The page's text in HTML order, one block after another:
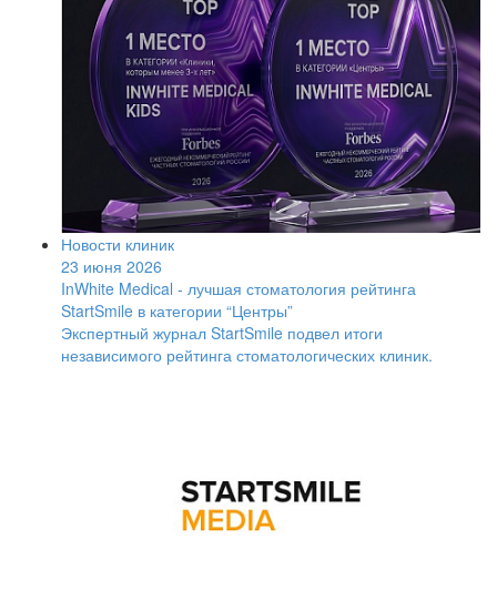
Новости клиник
23 июня 2026
InWhite Medical - лучшая стоматология рейтинга
StartSmile в категории “Центры”
Экспертный журнал StartSmile подвел итоги
независимого рейтинга стоматологических клиник.